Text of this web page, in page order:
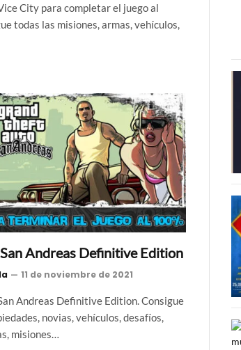
City para completar el juego al
todas las misiones, armas, vehículos,
Andreas Definitive Edition
11 de noviembre de 2021
Andreas Definitive Edition. Consigue
novias, vehículos, desafíos,
misiones…